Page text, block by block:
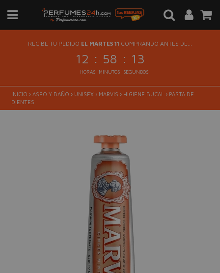
RECIBE TU PEDIDO EL MARTES 11 COMPRANDO ANTES DE...
12 : 58 : 13
HORAS MINUTOS SEGUNDOS
INICIO › ASEO Y BAÑO › UNISEX › MARVIS › HIGIENE BUCAL › PASTA DE
DIENTES